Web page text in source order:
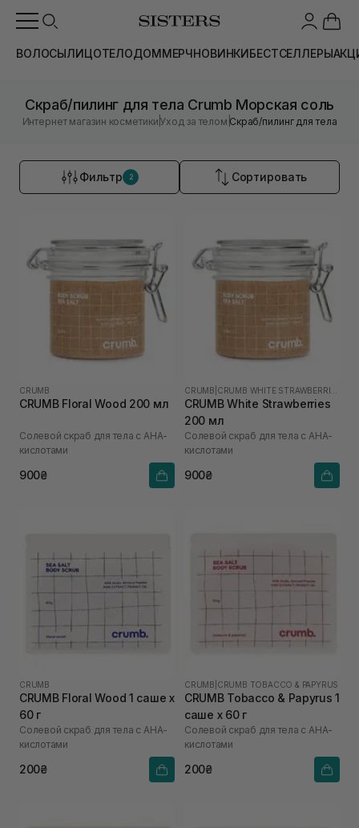
ВОЛОСЫЛИЦОТЕЛОДОММЕРЧНОВИНКИБЕСТСЕЛЛЕРЫ
Скраб/пилинг для тела Crumb Морская соль
Интернет магазин косметики |Уход за телом |Скраб/пилинг для тела
Фильтр 2 Сортировать
CRUMB
CRUMB Floral Wood 200 мл
Солевой скраб для тела с AHA-
кислотами
900₴
CRUMB
CRUMB White Strawberries
200 мл
Солевой скраб для тела с AHA-
кислотами
900₴
CRUMB
CRUMB Floral Wood 1 саше х
60 г
Солевой скраб для тела с AHA-
кислотами
200₴
CRUMB CRUMB TOBACCO & PAPYRUS
CRUMB Tobacco & Papyrus 1
саше х 60 г
Солевой скраб для тела с AHA-
кислотами
200₴